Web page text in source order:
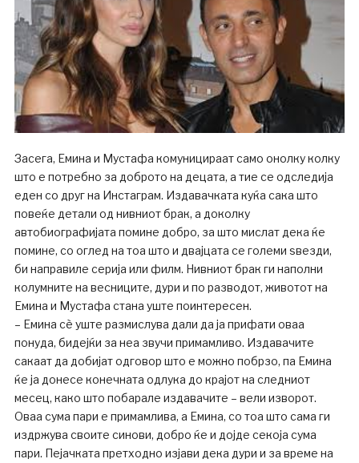
Засега, Емина и Мустафа комуницираат само онолку колку
што е потребно за доброто на децата, а тие се одследија
еден со друг на Инстаграм. Издавачката куќа сака што
повеќе детали од нивниот брак, а доколку
автобиографијата помине добро, за што мислат дека ќе
помине, со оглед на тоа што и двајцата се големи sвезди,
би направиле серија или филм. Нивниот брак ги наполни
колумните на весниците, дури и по разводот, животот на
Емина и Мустафа стана уште поинтересен.
– Емина сè уште размислува дали да ја прифати оваа
понуда, бидејќи за неа звучи примамливо. Издавачите
сакаат да добијат одговор што е можно побрзо, па Емина
ќе ја донесе конечната одлука до крајот на следниот
месец, како што побарале издавачите – вели изворот.
Оваа сума пари е примамлива, а Емина, со тоа што сама ги
издржува своите синови, добро ќе и дојде секоја сума
пари. Пејачката претходно изјави дека дури и за време на